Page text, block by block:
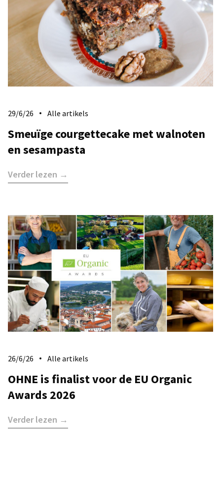
29/6/26 Alle artikels
​Smeuïge courgettecake met walnoten
en sesampasta
Verder lezen →
26/6/26 Alle artikels
​OHNE is finalist voor de EU Organic
Awards 2026
Verder lezen →